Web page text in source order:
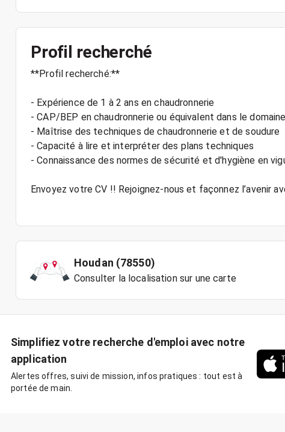
Profil recherché
**Profil recherché:**
- Expérience de 1 à 2 ans en chaudronnerie
- CAP/BEP en chaudronnerie ou équivalent dans le
- Maîtrise des techniques de chaudronnerie et de soudure
- Capacité à lire et interpréter des plans techniques
- Connaissance des normes de sécurité et d'hygiène en
Envoyez votre CV !! Rejoignez-nous et façonnez l’avenir
Houdan (78550)
Consulter la localisation sur une carte
Simplifiez votre recherche d'emploi avec notre
application
Alertes offres, suivi de mission, infos pratiques : tout est à
portée de main.